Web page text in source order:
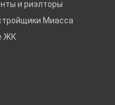
и риэлторы
Миасса
ЖК